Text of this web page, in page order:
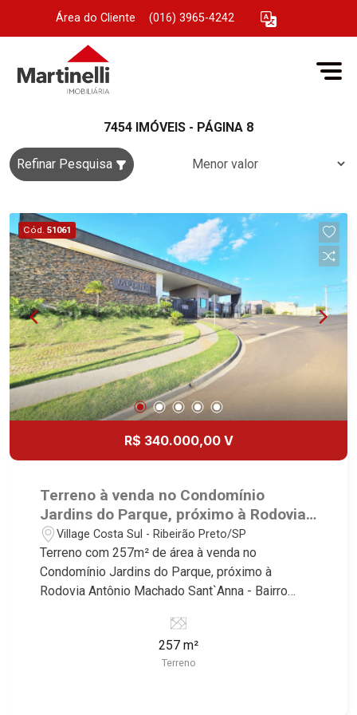
Área do Cliente (016) 3965-4242
7454 IMÓVEIS - PÁGINA 8
Refinar Pesquisa
Cód. 51061
R$ 340.000,00 V
Terreno à venda no Condomínio
Jardins do Parque, próximo à Rodovia
Antônio Machado Sant`Anna - Ribeirão
Preto/SP.
Village Costa Sul - Ribeirão Preto/SP
Terreno com 257m² de área à venda no
Condomínio Jardins do Parque, próximo à
Rodovia Antônio Machado Sant`Anna - Bairro
características deste imóvel que a Martinelli
Imobiliária selecionou para você: - 257m² de área
terreno - Aclive - Condomínio fechado - Portaria
257 m²
Terreno